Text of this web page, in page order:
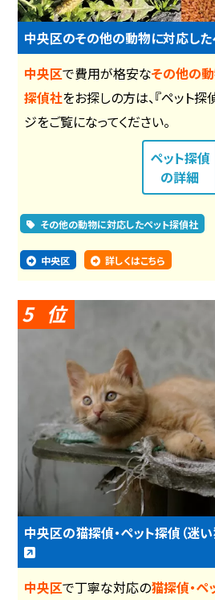
中央区のその他の動物に対応し
中央区で費用が格安なその他の
探偵社をお探しの方は、『ペット
ジをご覧になってください。
ペット探偵
の詳細
その他の動物に対応したペット探偵社
中央区 詳しくはこちら
5
中央区の猫探偵・ペット探偵（迷い
中央区で丁寧な対応の猫探偵・ペ